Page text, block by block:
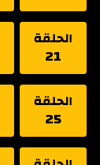
الحلقة
21
الحلقة
25